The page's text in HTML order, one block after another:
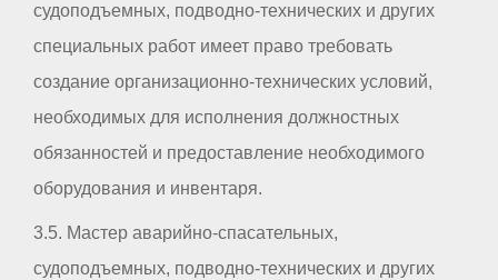
судоподъемных, подводно-технических и других
специальных работ имеет право требовать
создание организационно-технических условий,
необходимых для исполнения должностных
обязанностей и предоставление необходимого
оборудования и инвентаря.
3.5. Мастер аварийно-спасательных,
судоподъемных, подводно-технических и других